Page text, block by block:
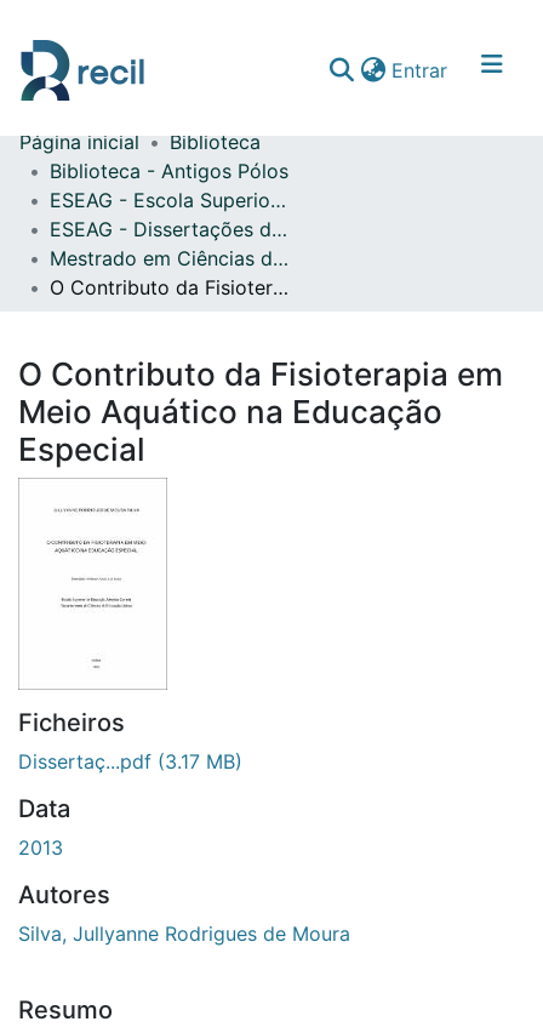
Entrar(current)
Comunidades & Coleções
Percorrer repositório
Estatísticas
Página inicial
Biblioteca
Biblioteca - Antigos Pólos
ESEAG - Escola Superior de Educação Almeida Garrett
ESEAG - Dissertações de Mestrado
Mestrado em Ciências da Educação na Especialidade de Educação Especial e Domínio Cognitivo e Motor
O Contributo da Fisioterapia em Meio Aquático na Educação Especial
O Contributo da Fisioterapia em
Meio Aquático na Educação
Especial
Ficheiros
Dissertaç...pdf (3.17 MB)
Data
2013
Autores
Silva, Jullyanne Rodrigues de Moura
Resumo